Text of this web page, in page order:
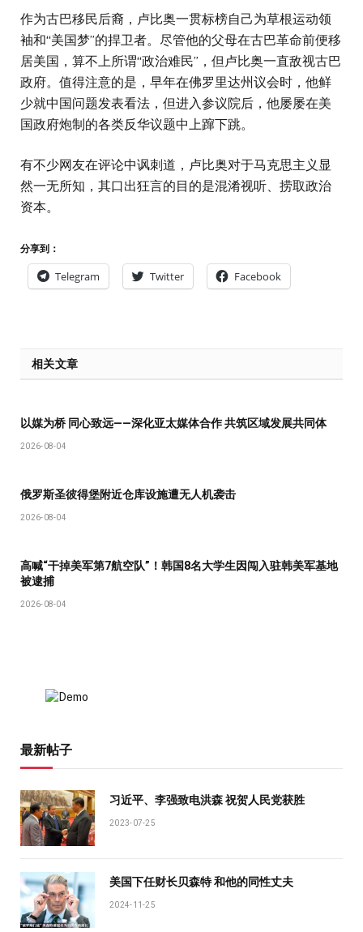
作为古巴移民后裔，卢比奥一贯标榜自己为草根运动领
袖和“美国梦”的捍卫者。尽管他的父母在古巴革命前便移
居美国，算不上所谓“政治难民”，但卢比奥一直敌视古巴
政府。值得注意的是，早年在佛罗里达州议会时，他鲜
少就中国问题发表看法，但进入参议院后，他屡屡在美
国政府炮制的各类反华议题中上蹿下跳。
有不少网友在评论中讽刺道，卢比奥对于马克思主义显
然一无所知，其口出狂言的目的是混淆视听、捞取政治
资本。
分享到：
Telegram Twitter Facebook
相关文章
以媒为桥 同心致远——深化亚太媒体合作 共筑区域发展共同体
2026-08-04
俄罗斯圣彼得堡附近仓库设施遭无人机袭击
2026-08-04
高喊“干掉美军第7航空队”！韩国8名大学生因闯入驻韩美军基地
被逮捕
2026-08-04
最新帖子
习近平、李强致电洪森 祝贺人民党获胜
2023-07-25
美国下任财长贝森特 和他的同性丈夫
2024-11-25